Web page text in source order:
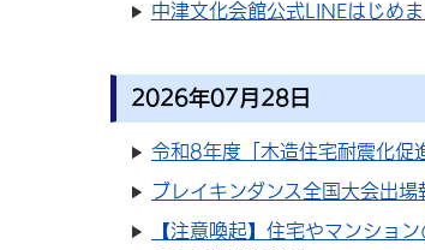
中津文化会館公式LINEはじめま
2026年07月28日
令和8年度「木造住宅耐震化促
ブレイキンダンス全国大会出場
【注意喚起】住宅やマンショ